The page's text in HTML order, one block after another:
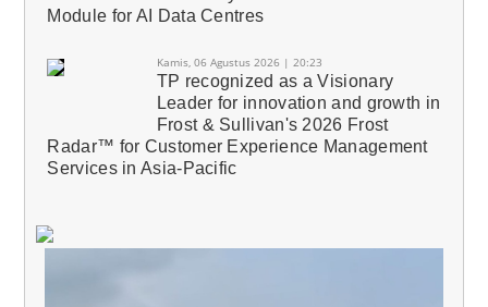
Module for AI Data Centres
Kamis, 06 Agustus 2026 | 20:23
TP recognized as a Visionary
Leader for innovation and growth in
Frost & Sullivan's 2026 Frost
Radar™ for Customer Experience Management
Services in Asia-Pacific